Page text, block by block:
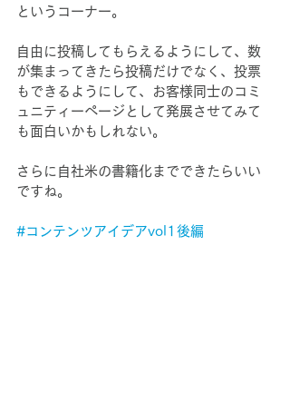
というコーナー。
自由に投稿してもらえるようにして、数
が集まってきたら投稿だけでなく、投票
もできるようにして、お客様同士のコミ
ュニティーページとして発展させてみて
も面白いかもしれない。
さらに自社米の書籍化までできたらいい
ですね。
#コンテンツアイデアvol1後編